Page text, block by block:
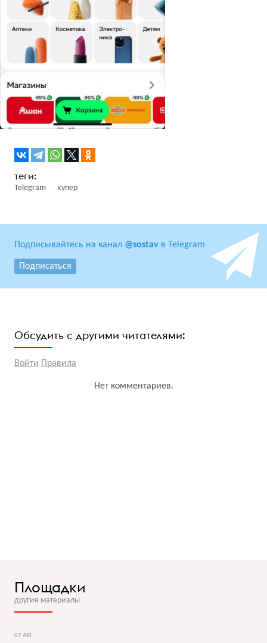
Telegram купер
Подписывайтесь на канал @sostav в Telegram
Подписаться
Обсудить с другими читателями:
Войти Правила
Нет комментариев.
Площадки
другие материалы
07 АВГ